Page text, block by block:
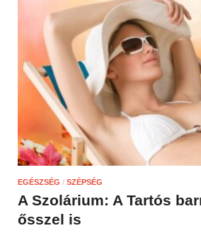
EGÉSZSÉG / SZÉPSÉG
A Szolárium: A Tartós
ősszel is